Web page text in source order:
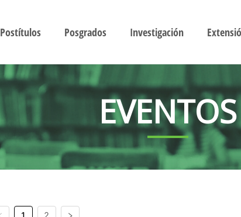
Postítulos Posgrados Investigación
EVENTOS
1 2